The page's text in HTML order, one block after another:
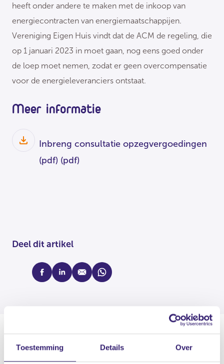
Toestemming Details Over
heeft onder andere te maken met de inkoop van
energiecontracten van energiemaatschappijen.
Vereniging Eigen Huis vindt dat de ACM de regeling, die
op 1 januari 2023 in moet gaan, nog eens goed onder
de loep moet nemen, zodat er geen overcompensatie
voor de energieleveranciers ontstaat.
Meer informatie
Inbreng consultatie opzegvergoedingen
(pdf) (pdf)
Deel dit artikel
facebooklinkedinmail whatsapp